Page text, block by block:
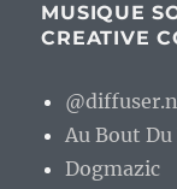
MUSIQUE
CREATIVE
Au Bout
Dogmazic